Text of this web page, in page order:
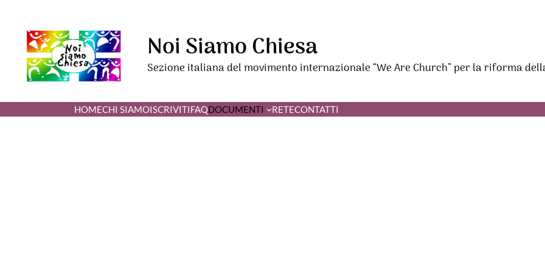
Noi Siamo Chiesa
Sezione italiana del movimento internazionale “We Are Church” per la riforma
HOMECHI SIAMOISCRIVITIFAQDOCUMENTI RETECONTATTI